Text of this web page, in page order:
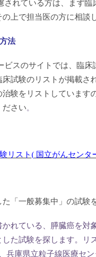
れている方は、まず臨
上で担当医の方に相談
法
ビスのサイトでは、臨
試験のリストが掲載
験をリストしていま
ださい。
リスト( 国立がんセンタ
「一般募集中」の試験
れている、膵臓癌を対
た試験を探します。
兵庫県立粒子線医療セ